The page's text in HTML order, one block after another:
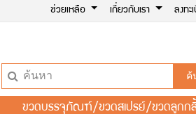
ช่วยเหลือ เกี่ยวกับเรา ลงทะ
ค้
ขวดบรรจุภัณฑ์/ขวดสเปรย์/ขวดลูกก